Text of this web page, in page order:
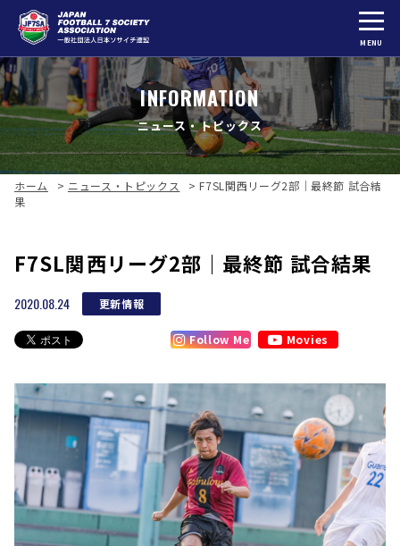
MENU
INFORMATION
ニュース・トピックス
ホーム > ニュース・トピックス >F7SL関西リーグ2部｜最終節 試合結
果
F7SL関西リーグ2部｜最終節 試合結果
2020.08.24 更新情報
Follow Me Movies